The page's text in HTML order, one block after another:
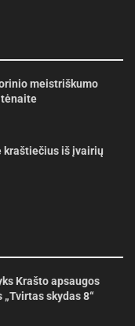
meistriškumo
kraštiečius iš įvairių
Krašto apsaugos
skydas 8“